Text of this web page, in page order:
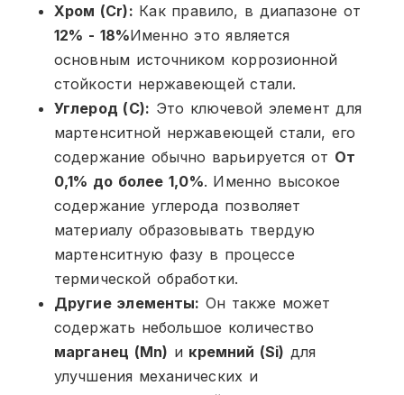
Хром (Cr): Как правило, в диапазоне от
12% - 18%Именно это является
основным источником коррозионной
стойкости нержавеющей стали.
Углерод (C): Это ключевой элемент для
мартенситной нержавеющей стали, его
содержание обычно варьируется от От
0,1% до более 1,0%. Именно высокое
содержание углерода позволяет
материалу образовывать твердую
мартенситную фазу в процессе
термической обработки.
Другие элементы: Он также может
содержать небольшое количество
марганец (Mn) и кремний (Si) для
улучшения механических и